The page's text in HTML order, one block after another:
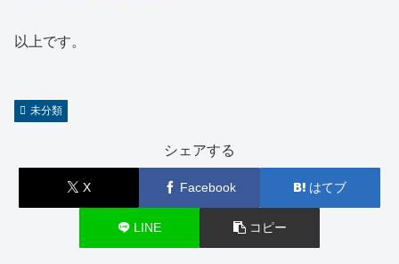
以上です。
未分類
シェアする
X Facebook はてブ
LINE コピー